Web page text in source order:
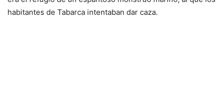
habitantes de Tabarca intentaban dar caza.